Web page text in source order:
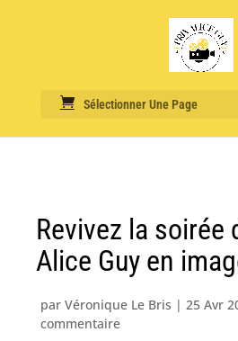
Sélectionner Une Page
Revivez la soirée
Alice Guy en
par Véronique Le Bris | 25 Avr
commentaire